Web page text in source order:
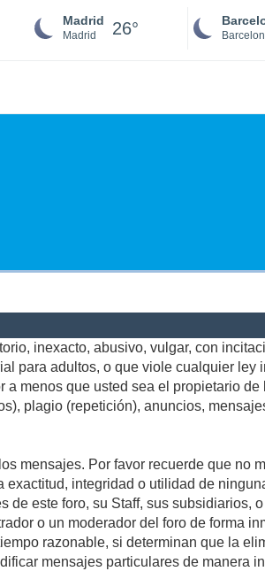
Madrid
Madrid 26°
inexacto, abusivo, vulgar, con
para adultos, o que viole cualquier ley
menos que usted sea el propietario de
plagio (repetición), anuncios,
mensajes. Por favor recuerde que no
integridad o utilidad de
este foro, su Staff, sus subsidiarios,
o un moderador del foro de forma
razonable, si determinan que la
mensajes particulares de manera